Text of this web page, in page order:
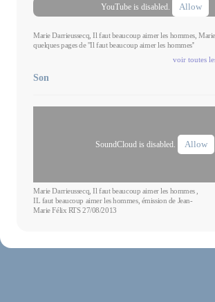
YouTube is disabled. Allow
Marie Darrieussecq, Il faut beaucoup aimer les hommes,
quelques pages de ''Il faut beaucoup aimer les hommes''
voir toutes
Son
SoundCloud is disabled. Allow
Marie Darrieussecq, Il faut beaucoup aimer les hommes ,
IL faut beaucoup aimer les hommes, émission de Jean-
Marie Félix RTS 27/08/2013